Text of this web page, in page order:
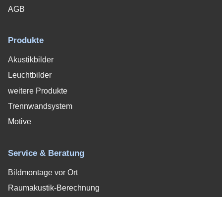
AGB
Produkte
Akustikbilder
Leuchtbilder
weitere Produkte
Trennwandsystem
Motive
Service & Beratung
Bildmontage vor Ort
Raumakustik-Berechnung